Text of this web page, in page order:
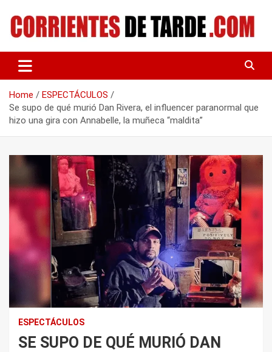
content
CORRIENTES DE TARDE
Home
ESPECTÁCULOS
Se supo de qué murió Dan Rivera, el influencer paranormal que
hizo una gira con Annabelle, la muñeca “maldita”
ESPECTÁCULOS
SE SUPO DE QUÉ MURIÓ DAN